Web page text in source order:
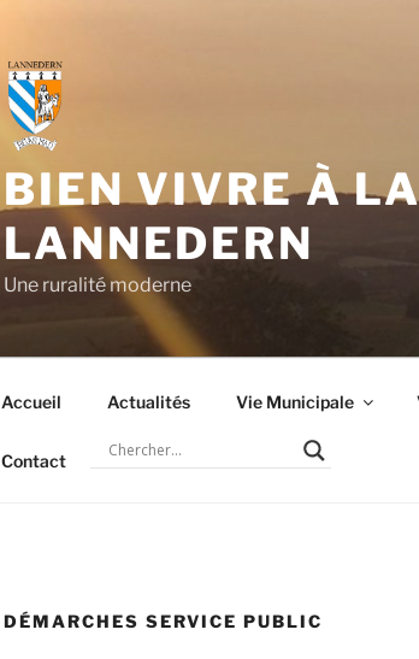
BIEN VIVRE À
LANNEDERN
Une ruralité moderne
Accueil Actualités Vie Municipale
Contact
DÉMARCHES SERVICE PUBLIC